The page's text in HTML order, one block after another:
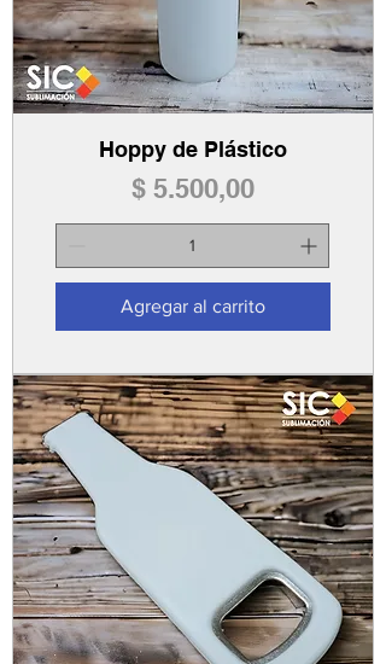
Hoppy de Plástico
Precio
$ 5.500,00
Agregar al carrito